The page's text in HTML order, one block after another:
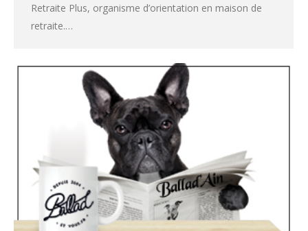
Retraite Plus, organisme d’orientation en maison de
retraite.…